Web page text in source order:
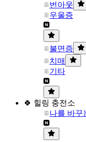
번아웃
우울증
불면증
치매
기타
🍀 힐링 충전소
나를 바꾸